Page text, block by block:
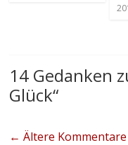
14 Gedanken
Glück“
← Ältere Kommentare